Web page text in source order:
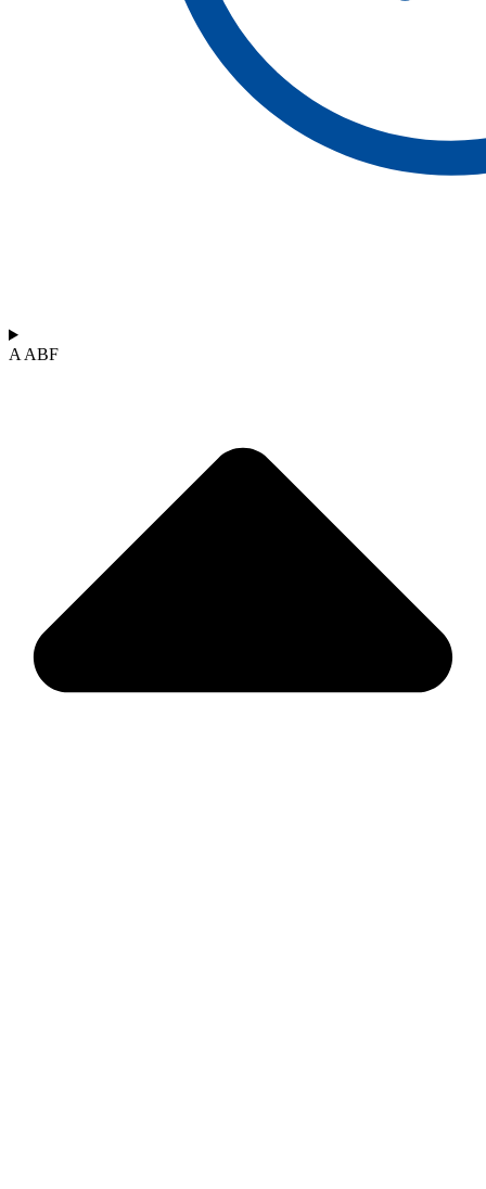
A ABF